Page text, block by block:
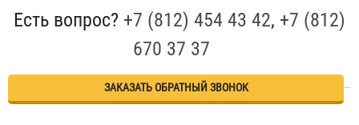
Есть вопрос? +7 (812) 454 43 42, +7 (812)
670 37 37
ЗАКАЗАТЬ ОБРАТНЫЙ ЗВОНОК